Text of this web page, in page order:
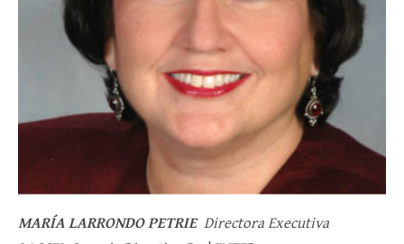
MARÍA LARRONDO PETRIE Directora Executiva